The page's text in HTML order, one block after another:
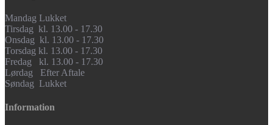
Mandag Lukket
Tirsdag kl. 13.00 - 17.30
Onsdag kl. 13.00 - 17.30
Torsdag kl. 13.00 - 17.30
Fredag kl. 13.00 - 17.30
Lørdag Efter Aftale
Søndag Lukket
Information